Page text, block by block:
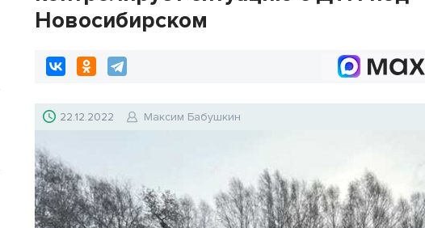
Новосибирском
22.12.2022 Максим Бабушкин